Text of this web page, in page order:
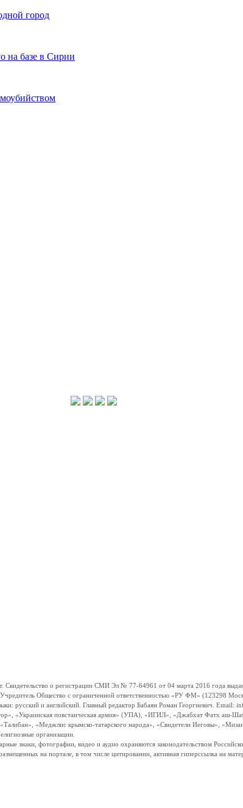
город
на базе в Сирии
о регистрации СМИ Эл № 77-64961 от 04 марта 2016 года
Общество с ограниченной ответственностью «РУ ФМ» (123298
русский и английский. Главный редактор Бабаян Роман Георгиевич.
«Украинская повстанческая армия» (УПА), «ИГИЛ», «Джабхат Фатх
«Меджлис крымско-татарского народа», «Свидетели Иеговы»,
организации.
знаки, фотографии, видео и аудио охраняются законодательством
на портале, в том числе цитировании, активная гиперссылка на